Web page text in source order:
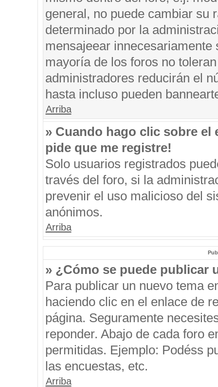
general, no puede cambiar su
determinado por la
mensajeear
mayoría de los foros no
administradores reducirán el
hasta incluso pueden
Arriba
» Cuando hago clic sobre el
pide que me registre!
Solo usuarios registrados
través del foro, si la
prevenir el uso malicioso del
anónimos.
Arriba
» ¿Cómo se puede publicar
Para publicar un nuevo tema
haciendo clic en el enlace de
página. Seguramente
reponder. Abajo de cada foro
permitidas. Ejemplo: Podéss
las encuestas, etc.
Arriba